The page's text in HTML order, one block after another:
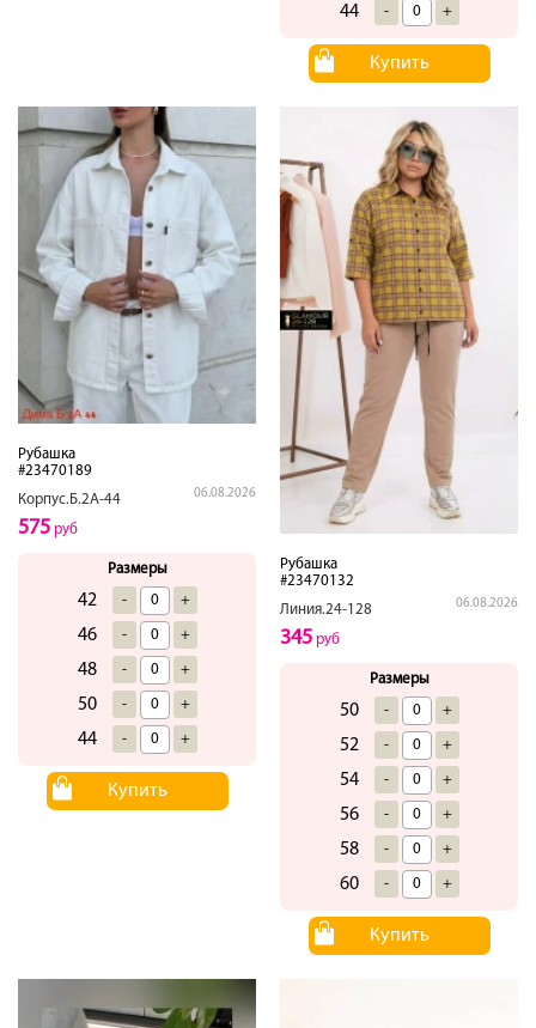
44 - +
Купить
Рубашка
#23470189
Корпус.Б.2А-44
06.08.2026
575 руб
Размеры
42 - +
46 - +
48 - +
50 - +
44 - +
Купить
Рубашка
#23470132
Линия.24-128
06.08.2026
345 руб
Размеры
50 - +
52 - +
54 - +
56 - +
58 - +
60 - +
Купить